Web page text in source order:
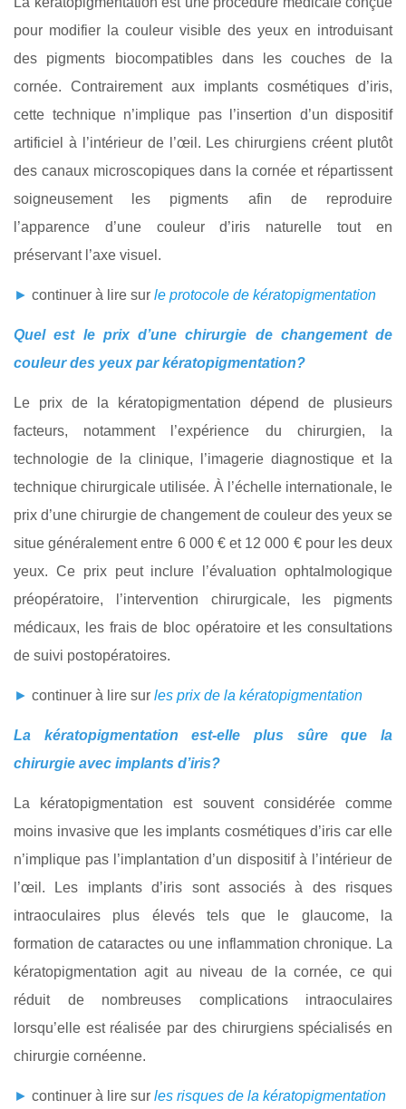
pour modifier la couleur visible des yeux en introduisant
des pigments biocompatibles dans les couches de la
cornée. Contrairement aux implants cosmétiques d’iris,
cette technique n’implique pas l’insertion d’un dispositif
artificiel à l’intérieur de l’œil. Les chirurgiens créent plutôt
des canaux microscopiques dans la cornée et répartissent
soigneusement les pigments afin de reproduire
l’apparence d’une couleur d’iris naturelle tout en
préservant l’axe visuel.
► continuer à lire sur le protocole de kératopigmentation
Quel est le prix d’une chirurgie de changement de
couleur des yeux par kératopigmentation?
Le prix de la kératopigmentation dépend de plusieurs
facteurs, notamment l’expérience du chirurgien, la
technologie de la clinique, l’imagerie diagnostique et la
technique chirurgicale utilisée. À l’échelle internationale, le
prix d’une chirurgie de changement de couleur des yeux se
situe généralement entre 6 000 € et 12 000 € pour les deux
yeux. Ce prix peut inclure l’évaluation ophtalmologique
préopératoire, l’intervention chirurgicale, les pigments
médicaux, les frais de bloc opératoire et les consultations
de suivi postopératoires.
► continuer à lire sur les prix de la kératopigmentation
La kératopigmentation est-elle plus sûre que la
chirurgie avec implants d’iris?
La kératopigmentation est souvent considérée comme
moins invasive que les implants cosmétiques d’iris car elle
n’implique pas l’implantation d’un dispositif à l’intérieur de
l’œil. Les implants d’iris sont associés à des risques
intraoculaires plus élevés tels que le glaucome, la
formation de cataractes ou une inflammation chronique. La
kératopigmentation agit au niveau de la cornée, ce qui
réduit de nombreuses complications intraoculaires
lorsqu’elle est réalisée par des chirurgiens spécialisés en
chirurgie cornéenne.
► continuer à lire sur les risques de la kératopigmentation